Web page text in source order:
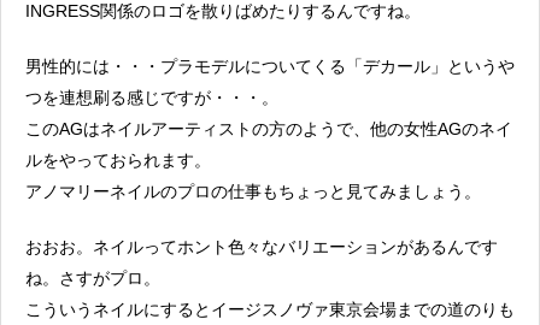
INGRESS関係のロゴを散りばめたりするんですね。
男性的には・・・プラモデルについてくる「デカール」というや
つを連想刷る感じですが・・・。
このAGはネイルアーティストの方のようで、他の女性AGのネイ
ルをやっておられます。
アノマリーネイルのプロの仕事もちょっと見てみましょう。
おおお。ネイルってホント色々なバリエーションがあるんです
ね。さすがプロ。
こういうネイルにするとイージスノヴァ東京会場までの道のりも